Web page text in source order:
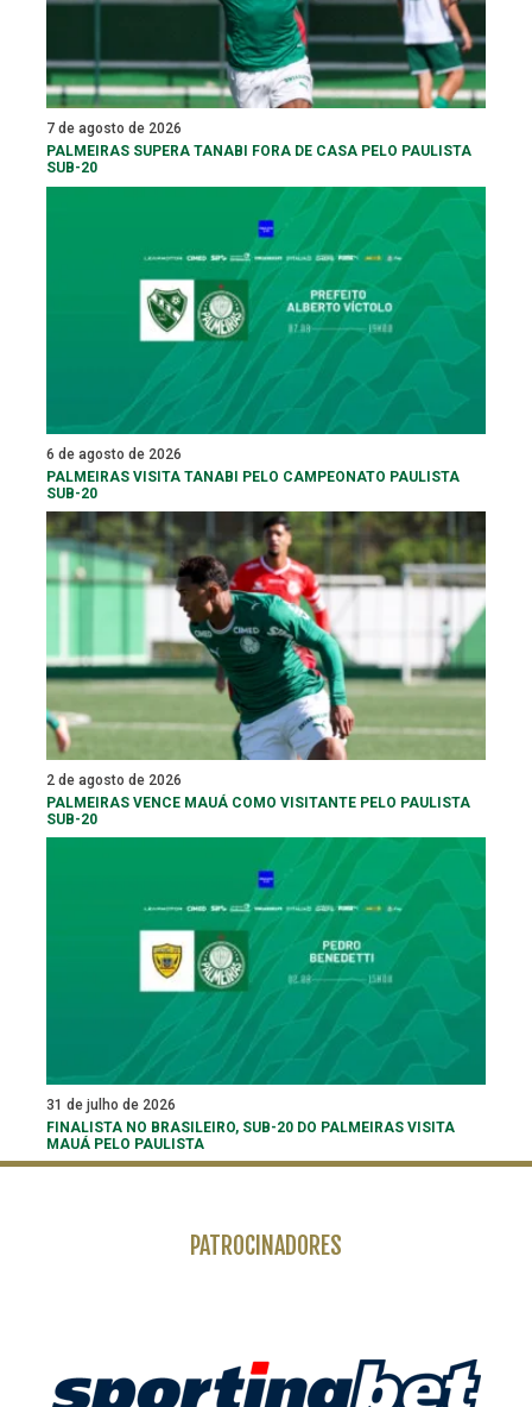
7 de agosto de 2026
PALMEIRAS SUPERA TANABI FORA DE CASA PELO PAULISTA
SUB-20
6 de agosto de 2026
PALMEIRAS VISITA TANABI PELO CAMPEONATO PAULISTA
SUB-20
2 de agosto de 2026
PALMEIRAS VENCE MAUÁ COMO VISITANTE PELO PAULISTA
SUB-20
31 de julho de 2026
FINALISTA NO BRASILEIRO, SUB-20 DO PALMEIRAS VISITA
MAUÁ PELO PAULISTA
PATROCINADORES